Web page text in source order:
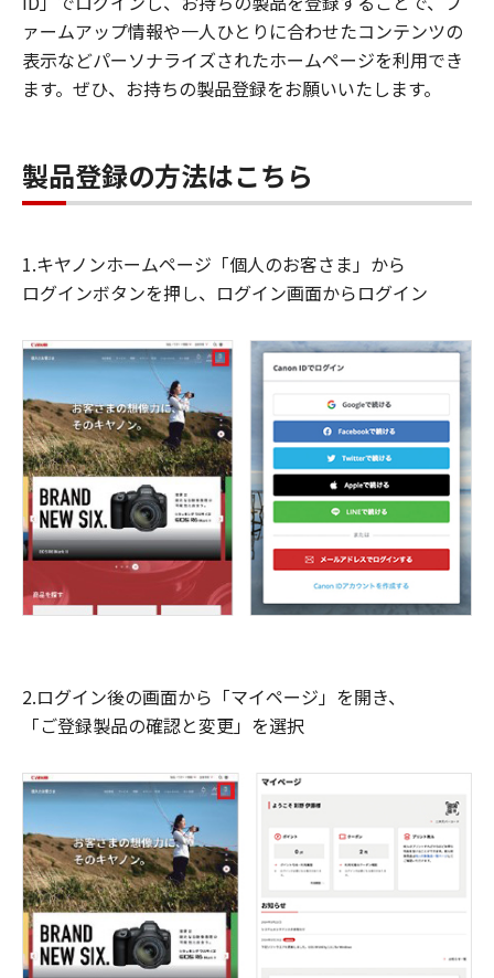
ァームアップ情報や一人ひとりに合わせたコンテンツの
表示などパーソナライズされたホームページを利用でき
ます。ぜひ、お持ちの製品登録をお願いいたします。
製品登録の方法はこちら
1.キヤノンホームページ「個人のお客さま」から
ログインボタンを押し、ログイン画面からログイン
2.ログイン後の画面から「マイページ」を開き、
「ご登録製品の確認と変更」を選択